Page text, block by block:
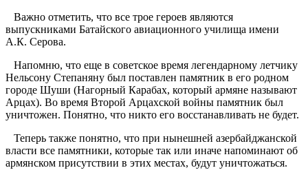
Важно отметить, что все трое героев являются
выпускниками Батайского авиационного училища имени
А.К. Серова.
Напомню, что еще в советское время легендарному летчику
Нельсону Степаняну был поставлен памятник в его родном
городе Шуши (Нагорный Карабах, который армяне называют
Арцах). Во время Второй Арцахской войны памятник был
уничтожен. Понятно, что никто его восстанавливать не будет.
Теперь также понятно, что при нынешней азербайджанской
власти все памятники, которые так или иначе напоминают об
армянском присутствии в этих местах, будут уничтожаться.